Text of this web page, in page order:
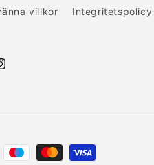
villkor Integritetspolicy